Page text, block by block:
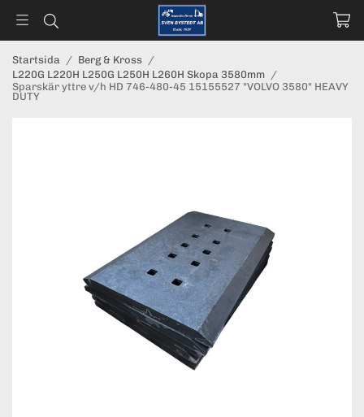
Startsida / Berg & Kross /
L220G L220H L250G L250H L260H Skopa 3580mm /
Sparskär yttre v/h HD 746-480-45 15155527 "VOLVO 3580" HEAVY
DUTY